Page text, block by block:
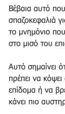
Βέβαια αυτό
σπαζοκεφαλιά
το μνημόνιο
στο μισό του
Αυτό σημαίνει
πρέπει να
επίδομα ή να
κάνει πιο